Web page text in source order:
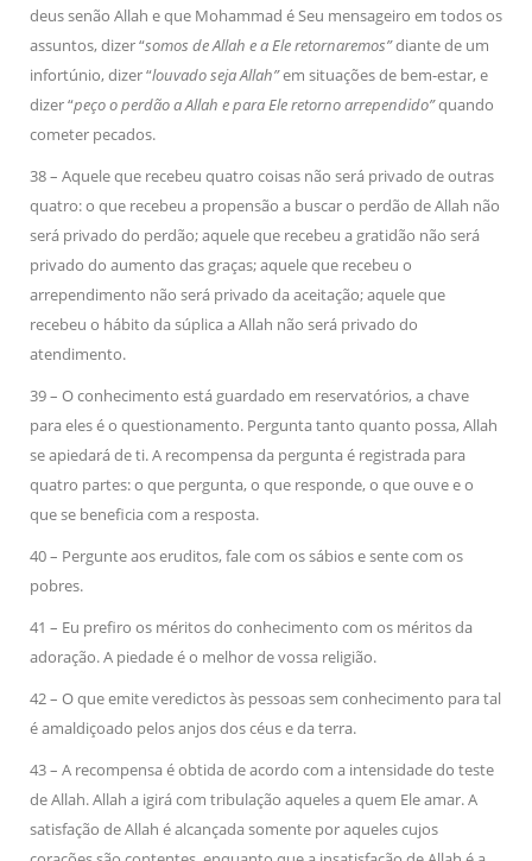
deus senão Allah e que Mohammad é Seu mensageiro em todos os
assuntos, dizer “somos de Allah e a Ele retornaremos”diante de um
infortúnio, dizer “louvado seja Allah”em situações de bem-estar, e
dizer “peço o perdão a Allah e para Ele retorno arrependido”quando
cometer pecados.
38 – Aquele que recebeu quatro coisas não será privado de outras
quatro: o que recebeu a propensão a buscar o perdão de Allah não
será privado do perdão; aquele que recebeu a gratidão não será
privado do aumento das graças; aquele que recebeu o
arrependimento não será privado da aceitação; aquele que
recebeu o hábito da súplica a Allah não será privado do
atendimento.
39 – O conhecimento está guardado em reservatórios, a chave
para eles é o questionamento. Pergunta tanto quanto possa, Allah
se apiedará de ti. A recompensa da pergunta é registrada para
quatro partes: o que pergunta, o que responde, o que ouve e o
que se beneficia com a resposta.
40 – Pergunte aos eruditos, fale com os sábios e sente com os
pobres.
41 – Eu prefiro os méritos do conhecimento com os méritos da
adoração. A piedade é o melhor de vossa religião.
42 – O que emite veredictos às pessoas sem conhecimento para tal
é amaldiçoado pelos anjos dos céus e da terra.
43 – A recompensa é obtida de acordo com a intensidade do teste
de Allah. Allah a igirá com tribulação aqueles a quem Ele amar. A
satisfação de Allah é alcançada somente por aqueles cujos